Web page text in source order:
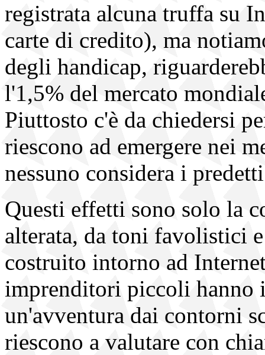
registrata alcuna truffa su
carte di credito), ma
degli handicap,
l'1,5% del mercato
Piuttosto c'è da chiedersi
riescono ad emergere nei
nessuno considera i
Questi effetti sono solo la
alterata, da toni favolistici
costruito intorno ad
imprenditori piccoli hanno
un'avventura dai contorni
riescono a valutare con